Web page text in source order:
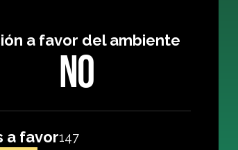
a favor del ambiente
NO
a favor147